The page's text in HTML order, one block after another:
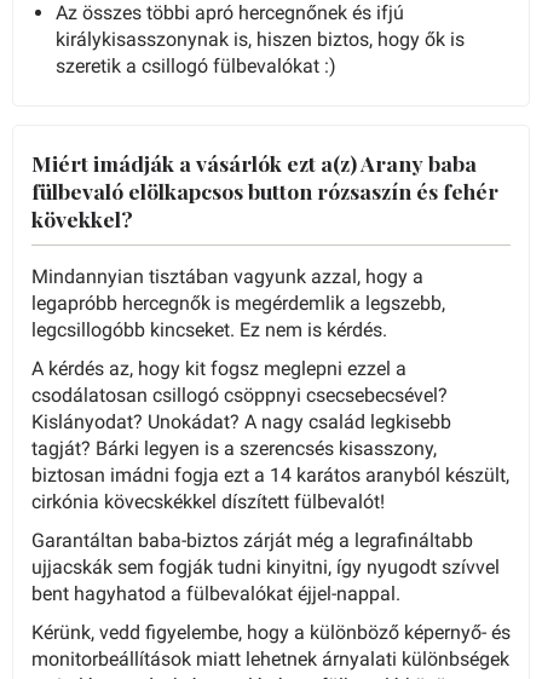
Az összes többi apró hercegnőnek és ifjú
királykisasszonynak is, hiszen biztos, hogy ők is
szeretik a csillogó fülbevalókat :)
Miért imádják a vásárlók ezt a(z) Arany baba
fülbevaló elölkapcsos button rózsaszín és fehér
kövekkel?
Mindannyian tisztában vagyunk azzal, hogy a
legapróbb hercegnők is megérdemlik a legszebb,
legcsillogóbb kincseket. Ez nem is kérdés.
A kérdés az, hogy kit fogsz meglepni ezzel a
csodálatosan csillogó csöppnyi csecsebecsével?
Kislányodat? Unokádat? A nagy család legkisebb
tagját? Bárki legyen is a szerencsés kisasszony,
biztosan imádni fogja ezt a 14 karátos aranyból készült,
cirkónia kövecskékkel díszített fülbevalót!
Garantáltan baba-biztos zárját még a legrafináltabb
ujjacskák sem fogják tudni kinyitni, így nyugodt szívvel
bent hagyhatod a fülbevalókat éjjel-nappal.
Kérünk, vedd figyelembe, hogy a különböző képernyő- és
monitorbeállítások miatt lehetnek árnyalati különbségek